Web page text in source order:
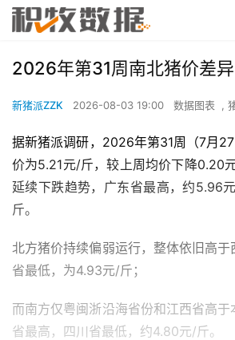
2026年第31周南北猪价差
新猪派ZZK 2026-08-03 19:00 数据图表 ,
据新猪派调研，2026年第31周（7月
价为5.21元/斤，较上周均价下降0.20
延续下跌趋势，广东省最高，约5.96
斤。
北方猪价持续偏弱运行，整体依旧高
省最低，为4.93元/斤；
而南方仅粤闽浙沿海省份和江西省高
省最高，四川省最低，约4.80元/斤。